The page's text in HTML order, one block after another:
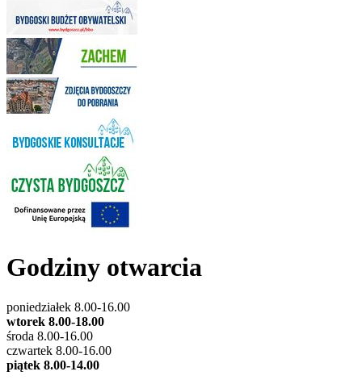
Godziny otwarcia
poniedziałek 8.00-16.00
wtorek 8.00-18.00
środa 8.00-16.00
czwartek 8.00-16.00
piątek 8.00-14.00